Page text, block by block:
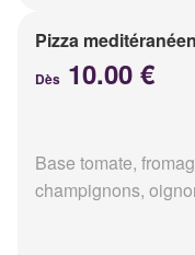
Pizza
Dès 10.00 €
Base tomate,
champignons,